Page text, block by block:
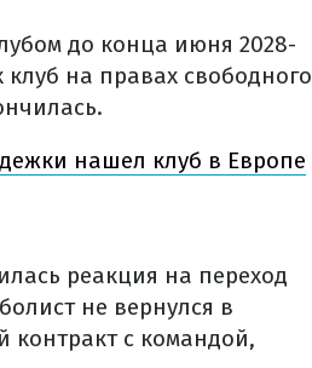
до конца июня 2028-
на правах свободного
нашел клуб в Европе
реакция на переход
не вернулся в
контракт с командой,